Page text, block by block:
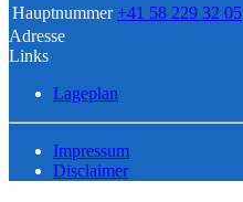
Hauptnummer +41 58 229 32 05
Adresse
Links
Lageplan
Impressum
Disclaimer